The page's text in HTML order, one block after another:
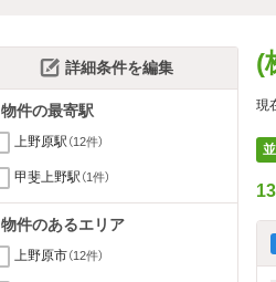
(
現
13
詳細条件を編集
物件の最寄駅
上野原駅 （12件）
甲斐上野駅 （1件）
物件のあるエリア
上野原市（12件）